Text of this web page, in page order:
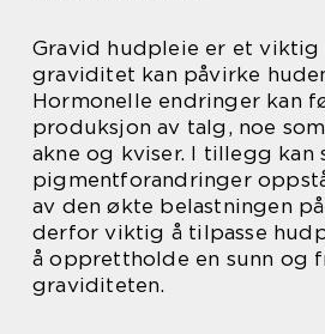
Gravid hudpleie er et viktig
graviditet kan påvirke
Hormonelle endringer kan
produksjon av talg, noe
akne og kviser. I tillegg kan
pigmentforandringer
av den økte belastningen
derfor viktig å tilpasse
å opprettholde en sunn og
graviditeten.